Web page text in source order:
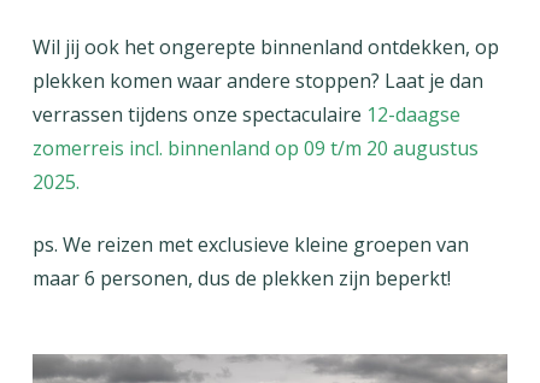
Wil jij ook het ongerepte binnenland ontdekken, op
plekken komen waar andere stoppen? Laat je dan
verrassen tijdens onze spectaculaire 12-daagse
zomerreis incl. binnenland op 09 t/m 20 augustus
2025.
ps. We reizen met exclusieve kleine groepen van
maar 6 personen, dus de plekken zijn beperkt!